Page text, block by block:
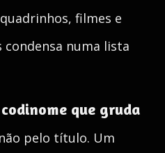
filmes e
condensa numa lista
que gruda
pelo título. Um